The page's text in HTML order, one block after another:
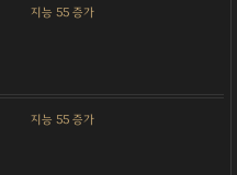
지능 55 증가
지능 55 증가